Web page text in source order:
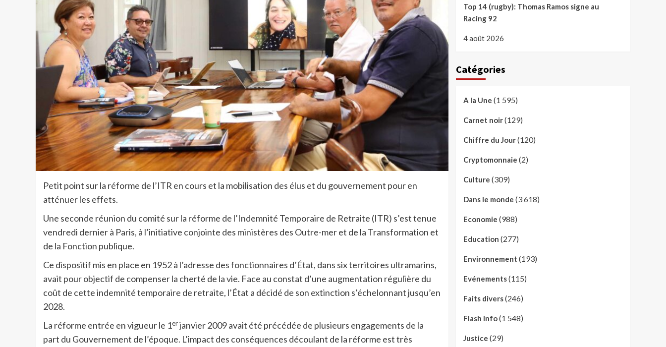
Petit point sur la réforme de l’ITR en cours et la mobilisation des élus et du gouvernement pour en
atténuer les effets.
Une seconde réunion du comité sur la réforme de l’Indemnité Temporaire de Retraite (ITR) s’est tenue
vendredi dernier à Paris, à l’initiative conjointe des ministères des Outre-mer et de la Transformation et
de la Fonction publique.
Ce dispositif mis en place en 1952 à l’adresse des fonctionnaires d’État, dans six territoires ultramarins,
avait pour objectif de compenser la cherté de la vie. Face au constat d’une augmentation régulière du
coût de cette indemnité temporaire de retraite, l’État a décidé de son extinction s’échelonnant jusqu’en
2028.
La réforme entrée en vigueur le 1erjanvier 2009 avait été précédée de plusieurs engagements de la
part du Gouvernement de l’époque. L’impact des conséquences découlant de la réforme est très
Top 14 (rugby): Thomas Ramos signe au
Racing 92
4 août 2026
Catégories
A la Une (1 595)
Carnet noir(129)
Chiffre du Jour(120)
Cryptomonnaie (2)
Culture (309)
Dans le monde (3 618)
Economie (988)
Education (277)
Environnement (193)
Evénements(115)
Faits divers(246)
Flash Info(1 548)
Justice (29)